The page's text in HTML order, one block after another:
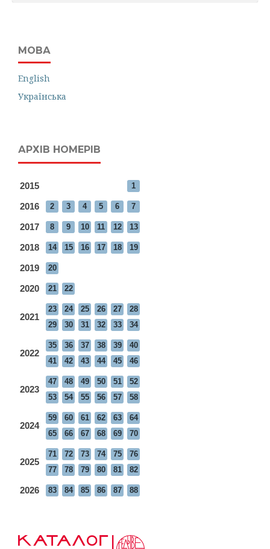
МОВА
English
Українська
АРХІВ НОМЕРІВ
2015 1
2016 2 3 4 5 6 7
2017 8 9 10 11 12 13
2018 14 15 16 17 18 19
2019 20
2020 21 22
2021
23 24 25 26 27
28
29
30 31 32 33 34
2022
35 36 37 38 39
40
41
42 43 44 45 46
2023
47 48 49 50 51
52
53
54 55 56 57 58
2024
59 60 61 62 63
64
65
66 67 68 69 70
2025
71 72 73 74 75
76
77
78 79 80 81 82
2026 83 84 85 86 87 88